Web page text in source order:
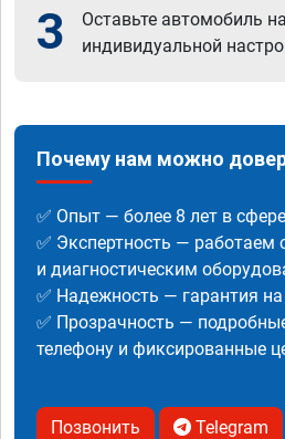
3
Оставьте автомобиль
индивидуальной
Почему нам можно
✅ Опыт — более 8 лет в
✅ Экспертность —
и диагностическим
✅ Надежность — гарантия
✅ Прозрачность —
телефону и фиксированные
Позвонить Telegram